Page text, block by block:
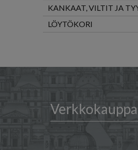
KANKAAT, VILTIT JA
LÖYTÖKORI
Verkkokauppa